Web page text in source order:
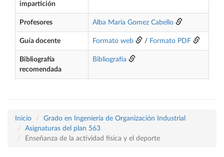
impartición
Profesores Alba Maria Gomez Cabello
Guía docente Formato web / Formato PDF
Bibliografía
recomendada
Bibliografía
Inicio
Grado en Ingeniería de Organización Industrial
Asignaturas del plan 563
Enseñanza de la actividad física y el deporte